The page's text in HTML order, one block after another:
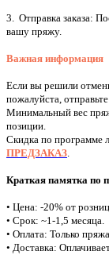
3. Отправка заказа:
вашу пряжу.
Важная информация
Если вы решили
пожалуйста,
Минимальный вес
позиции.
Скидка по программе
ПРЕДЗАКАЗ.
Краткая памятка по
• Цена: -20% от
• Срок: ~1-1,5 месяца.
• Оплата: Только
• Доставка: